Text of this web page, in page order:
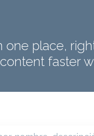
one place,
faster